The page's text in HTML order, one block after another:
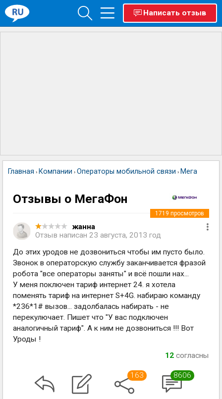
Написать отзыв
Главная › Компании › Операторы мобильной связи › МегаФон
Отзывы о МегаФон
жанна
Отзыв написан 23 августа, 2013 год
1719 просмотров
До этих уродов не дозвониться чтобы им пусто было.
Звонок в операторскую службу заканчивается фразой
робота "все операторы заняты" и всё пошли нах...
У меня поключен тариф интернет 24. я хотела
поменять тариф на интернет S+4G. набираю команду
*236*1# вызов... задолбалась набирать - не
перекулючает. Пишет что "У вас подключен
аналогичный тариф". А к ним не дозвониться !!! Вот
Уроды !
12 согласны
163 8606